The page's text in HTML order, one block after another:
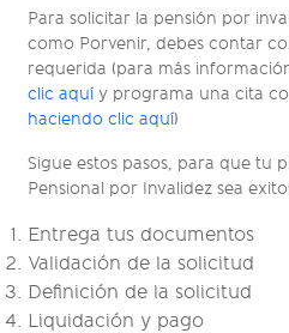
Para solicitar la pensión por
como Porvenir, debes contar
requerida (para más
clic aquí y programa una cita
haciendo clic aquí)
Sigue estos pasos, para que tu
Pensional por Invalidez sea
Entrega tus documentos
Validación de la solicitud
Definición de la solicitud
Liquidación y pago